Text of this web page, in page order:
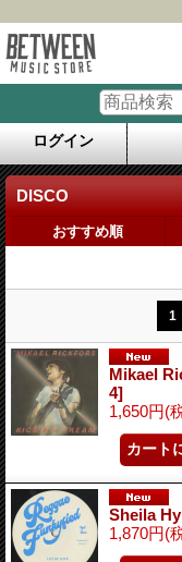
ログイン
DISCO
おすすめ順
1
Mikael
4]
1,650円(
Sheila
1,870円(